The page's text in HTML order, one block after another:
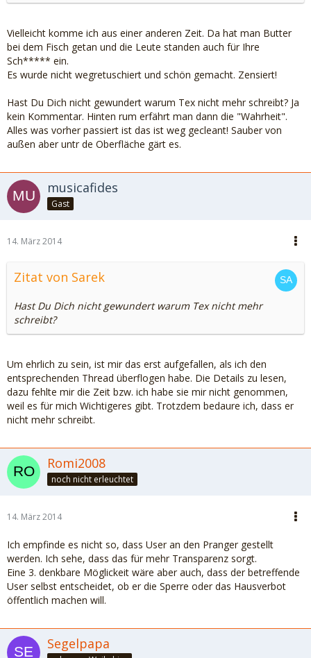
Vielleicht komme ich aus einer anderen Zeit. Da hat man Butter
bei dem Fisch getan und die Leute standen auch für Ihre
Sch***** ein.
Es wurde nicht wegretuschiert und schön gemacht. Zensiert!
Hast Du Dich nicht gewundert warum Tex nicht mehr schreibt? Ja
kein Kommentar. Hinten rum erfährt man dann die "Wahrheit".
Alles was vorher passiert ist das ist weg gecleant! Sauber von
außen aber untr de Oberfläche gärt es.
musicafides
Gast
14. März 2014
Zitat von Sarek
Hast Du Dich nicht gewundert warum Tex nicht mehr
schreibt?
Um ehrlich zu sein, ist mir das erst aufgefallen, als ich den
entsprechenden Thread überflogen habe. Die Details zu lesen,
dazu fehlte mir die Zeit bzw. ich habe sie mir nicht genommen,
weil es für mich Wichtigeres gibt. Trotzdem bedaure ich, dass er
nicht mehr schreibt.
Romi2008
noch nicht erleuchtet
14. März 2014
Ich empfinde es nicht so, dass User an den Pranger gestellt
werden. Ich sehe, dass das für mehr Transparenz sorgt.
Eine 3. denkbare Möglickeit wäre aber auch, dass der betreffende
User selbst entscheidet, ob er die Sperre oder das Hausverbot
öffentlich machen will.
Segelpapa